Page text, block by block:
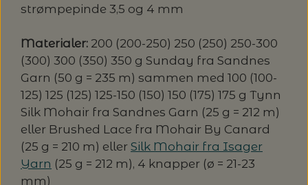
strømpepinde 3,5 og 4 mm
Materialer: 200 (200-250) 250 (250) 250-300
(300) 300 (350) 350 g Sunday fra Sandnes
Garn (50 g = 235 m) sammen med 100 (100-
125) 125 (125) 125-150 (150) 150 (175) 175 g Tynn
Silk Mohair fra Sandnes Garn (25 g = 212 m)
eller Brushed Lace fra Mohair By Canard
(25 g = 210 m) eller Silk Mohair fra Isager
Yarn (25 g = 212 m), 4 knapper (ø = 21-23
mm)